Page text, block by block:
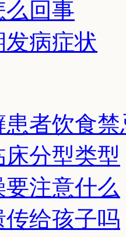
回事
病症状
者饮食禁
分型类型
注意什么
给孩子吗